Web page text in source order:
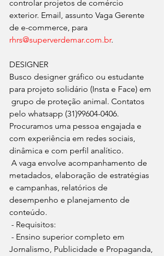
controlar projetos de comércio
exterior. Email, assunto Vaga Gerente
de e-commerce, para
rhrs@superverdemar.com.br.
DESIGNER
Busco designer gráfico ou estudante
para projeto solidário (Insta e Face) em
grupo de proteção animal. Contatos
pelo whatsapp (31)99604-0406.
Procuramos uma pessoa engajada e
com experiência em redes sociais,
dinâmica e com perfil analítico.
metadados, elaboração de estratégias
e campanhas, relatórios de
desempenho e planejamento de
conteúdo.
- Requisitos:
Jornalismo, Publicidade e Propaganda,